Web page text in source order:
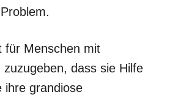
für Menschen mit
zuzugeben, dass sie Hilfe
ihre grandiose